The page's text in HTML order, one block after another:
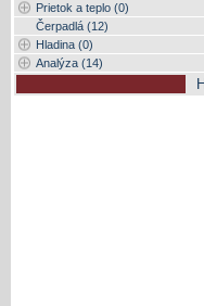
Prietok a teplo (0)
Čerpadlá (12)
Hladina (0)
Analýza (14)